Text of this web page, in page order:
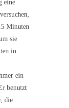
eine
Minuten
sie
in
ein
benutzt
die